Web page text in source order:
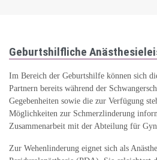
Geburtshilfliche
Im Bereich der Geburtshilfe können sich
Partnern bereits während der
Gegebenheiten sowie die zur Verfügung
Möglichkeiten zur Schmerzlinderung
Zusammenarbeit mit der Abteilung für
Zur Wehenlinderung eignet sich als